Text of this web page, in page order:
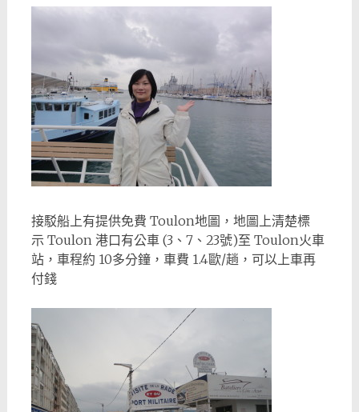
接駁船上有提供免費 Toulon地圖，地圖上清楚標
示 Toulon 港口有公車 (3、7、23號)至 Toulon火車
站，車程約 10多分鐘，車費 1.4歐/趟，可以上車再
付錢